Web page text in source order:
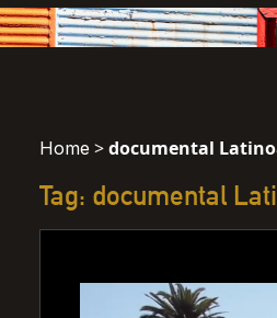
Home >documental
Tag: documental